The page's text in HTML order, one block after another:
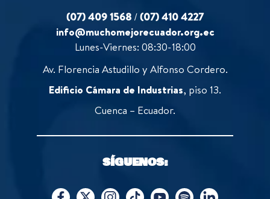
(07) 409 1568 /(07) 410 4227
info@muchomejorecuador.org.ec
Lunes-Viernes: 08:30-18:00
Av. Florencia Astudillo y Alfonso Cordero.
Edificio Cámara de Industrias, piso 13.
Cuenca – Ecuador.
SÍGUENOS: